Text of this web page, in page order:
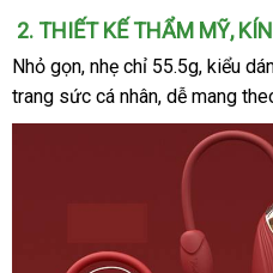
điều
khiển
minh
2thông
minh
. THIẾT KẾ THẨM MỸ,
Nhỏ gọnphụ
kiện
, nhẹ chỉ 55.5glink
web
, kiểu
trang sức cá nhânmới
nhất
, dễ mang